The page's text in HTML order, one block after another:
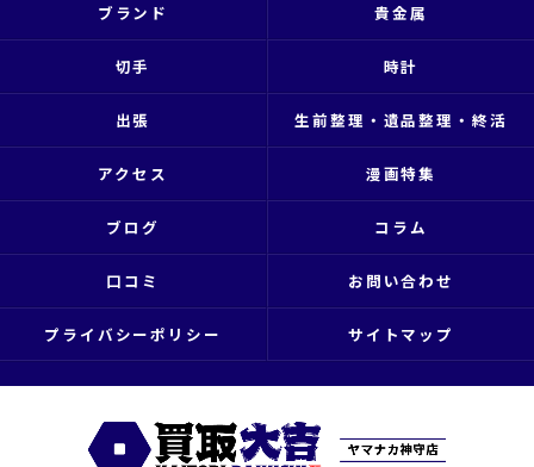
ブランド 貴金属
切手 時計
出張 生前整理・遺品整理・終活
アクセス 漫画特集
ブログ コラム
口コミ お問い合わせ
プライバシーポリシー サイトマップ